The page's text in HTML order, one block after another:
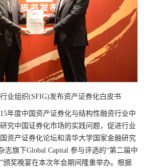
业组织(SFIG)发布资产证券化白皮书
年度中国资产证券化与结构性融资行业中
究中国证券化市场的实践问题，促进行业
资产证券化论坛和清华大学国家金融研究
志旗下Global Capital 参与评选的“第二届中
颁奖晚宴在本次年会期间隆重举办。根据